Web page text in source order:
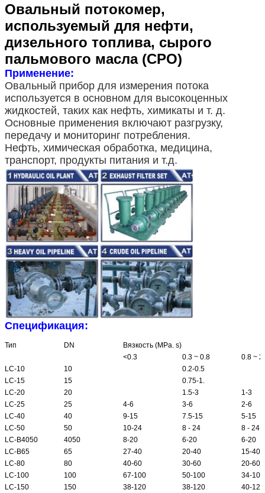
Овальный потокомер,
используемый для нефти,
дизельного топлива, сырого
пальмового масла (CPO)
Применение:
Овальный прибор для измерения потока
используется в основном для высокоценных
жидкостей, таких как нефть, химикаты и т. д.
Основные применения включают разгрузку,
передачу и мониторинг потребления.
Нефть, химическая обработка, медицина,
транспорт, продукты питания и т.д.
Спецификация:
Тип DN
Вязкость (MPa. s)
<0.3
0.3 ~ 0.8
0.8 ~ 2
LC-10
10
0.2-0.5
LC-15
15
0.75-1.
LC-20
20 1.5-3
1-3
LC-25
25 4-6 3-6
2-6
LC-40
40 9-15 7.5-15
5-15
LC-50
50 10-24 8 - 24
8 - 24
LC-B4050
4050 8-20 6-20
6-20
LC-B65
65 27-40 20-40
15-40
LC-80
80 40-60 30-60
20-60
LC-100
100 67-100 50-100
34-100
LC-150
150 38-120 38-120 40-120